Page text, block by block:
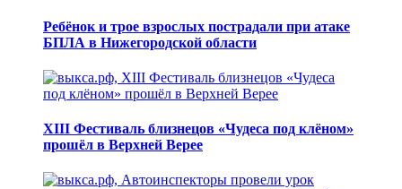
Ребёнок и трое взрослых пострадали при атаке
БПЛА в Нижегородской области
XIII Фестиваль близнецов «Чудеса под клёном»
прошёл в Верхней Верее